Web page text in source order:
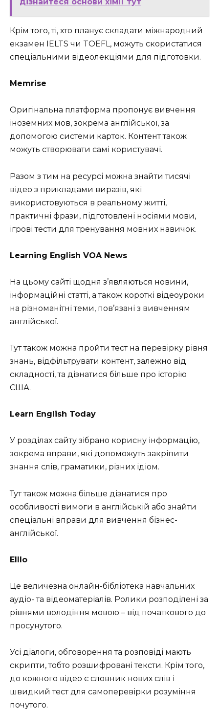
Крім того, ті, хто планує складати міжнародний
екзамен IELTS чи TOEFL, можуть скористатися
спеціальними відеолекціями для підготовки.
Memrise
Оригінальна платформа пропонує вивчення
іноземних мов, зокрема англійської, за
допомогою системи карток. Контент також
можуть створювати самі користувачі.
Разом з тим на ресурсі можна знайти тисячі
відео з прикладами виразів, які
використовуються в реальному житті,
практичні фрази, підготовлені носіями мови,
ігрові тести для тренування мовних навичок.
Learning English VOA News
На цьому сайті щодня з’являються новини,
інформаційні статті, а також короткі відеоуроки
на різноманітні теми, пов’язані з вивченням
англійської.
Тут також можна пройти тест на перевірку рівня
знань, відфільтрувати контент, залежно від
складності, та дізнатися більше про історію
США.
Learn English Today
У розділах сайту зібрано корисну інформацію,
зокрема вправи, які допоможуть закріпити
знання слів, граматики, різних ідіом.
Тут також можна більше дізнатися про
особливості вимоги в англійській або знайти
спеціальні вправи для вивчення бізнес-
англійської.
Elllo
Це величезна онлайн-бібліотека навчальних
аудіо- та відеоматеріалів. Ролики розподілені за
рівнями володіння мовою – від початкового до
просунутого.
Усі діалоги, обговорення та розповіді мають
скрипти, тобто розшифровані тексти. Крім того,
до кожного відео є словник нових слів і
швидкий тест для самоперевірки розуміння
почутого.